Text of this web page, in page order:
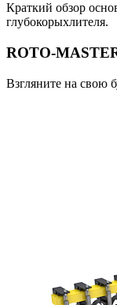
Краткий обзор
глубокорыхлителя.
ROTO-
Взгляните на свою